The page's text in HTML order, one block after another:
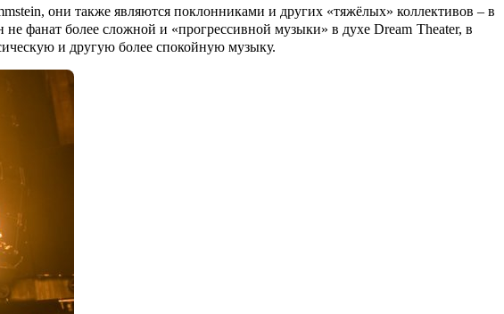
, они также являются поклонниками и других «тяжёлых» коллективов – в
не фанат более сложной и «прогрессивной музыки» в духе Dream Theater, в
и другую более спокойную музыку.